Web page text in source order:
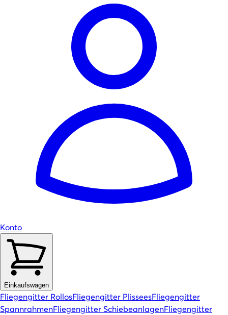
Konto
Einkaufswagen
Fliegengitter RollosFliegengitter PlisseesFliegengitter
SpannrahmenFliegengitter SchiebeanlagenFliegengitter